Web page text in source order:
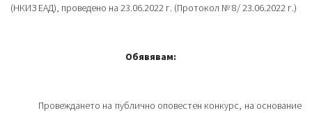
(НКИЗ ЕАД), проведено на 23.06.2022 г. (Протокол № 8/ 23.06.2022 г.)
Обявявам:
Провеждането на публично оповестен конкурс, на основание